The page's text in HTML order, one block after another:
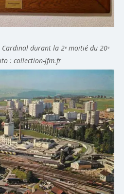
durant la 2ᵉ moitié du 20ᵉ
: collection-jfm.fr